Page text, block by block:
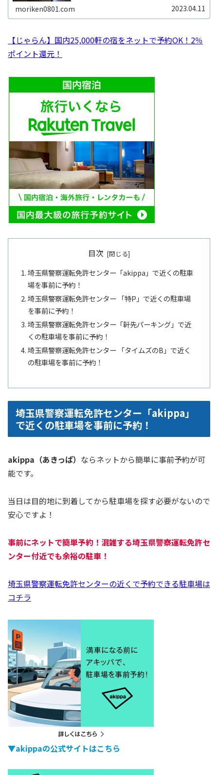
内・海外ホテル格安予約のアゴダベルReadMore...
moriken0801.com 2023.04.11
【じゃらん】国内25,000軒の宿をネットで予約OK！2％
ポイント還元！
目次
埼玉県警察運転免許センター「akippa」で近くの駐車
場を事前に予約！
埼玉県警察運転免許センター 「特P」で近くの駐車場
を事前に予約！
埼玉県警察運転免許センター「軒先パーキング」で近
くの駐車場を事前に予約！
埼玉県警察運転免許センター 「タイムズのB」で近く
の駐車場を事前に予約！
埼玉県警察運転免許センター「akippa」
で近くの駐車場を事前に予約！
akippa（あきっぱ） ならネットから簡単に事前予約が可
能です。
当日は目的地に到着してから駐車場を探す必要がないので
安心ですよ！
事前にネットで簡単予約！混雑する埼玉県警察運転免許セ
ンター付近でも余裕の駐車！
埼玉県警察運転免許センターの近くで予約できる駐車場は
コチラ
▼akippaの公式サイトはこちら